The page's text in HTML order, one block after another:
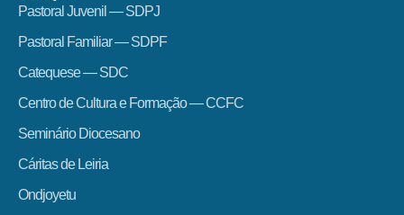
Pastoral Juvenil — SDPJ
Pastoral Familiar — SDPF
Catequese — SDC
Centro de Cultura e Formação — CCFC
Seminário Diocesano
Cáritas de Leiria
Ondjoyetu